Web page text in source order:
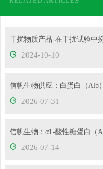
2024-10-10
2026-07-31
2026-07-14